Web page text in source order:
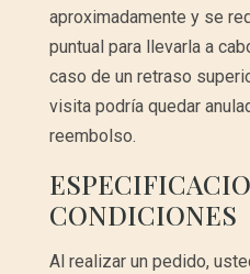
aproximadamente y se
puntual para llevarla a
caso de un retraso
visita podría quedar
reembolso.
CONDICIONES
Al realizar un pedido,